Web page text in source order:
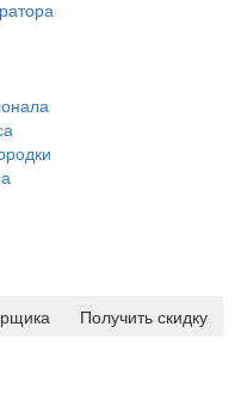
Получить скидку